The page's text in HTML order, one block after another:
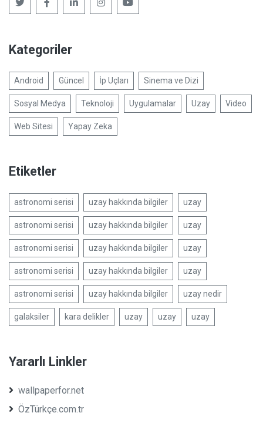
Kategoriler
Android Güncel İp Uçları Sinema ve Dizi
Sosyal Medya Teknoloji Uygulamalar Uzay Video
Web Sitesi Yapay Zeka
Etiketler
astronomi serisi uzay hakkında bilgiler uzay
astronomi serisi uzay hakkında bilgiler uzay
astronomi serisi uzay hakkında bilgiler uzay
astronomi serisi uzay hakkında bilgiler uzay
astronomi serisi uzay hakkında bilgiler uzay nedir
galaksiler kara delikler uzay uzay uzay
Yararlı Linkler
wallpaperfor.net
ÖzTürkçe.com.tr